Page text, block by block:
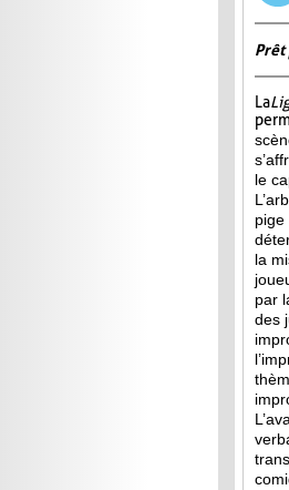
Prêt
La
le
pige
la
par
des